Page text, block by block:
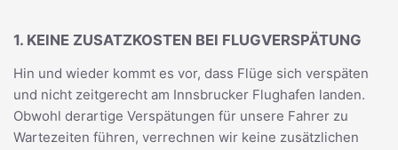
1. KEINE ZUSATZKOSTEN BEI FLUGVERSPÄTUNG
Hin und wieder kommt es vor, dass Flüge sich verspäten
und nicht zeitgerecht am Innsbrucker Flughafen landen.
Obwohl derartige Verspätungen für unsere Fahrer zu
Wartezeiten führen, verrechnen wir keine zusätzlichen